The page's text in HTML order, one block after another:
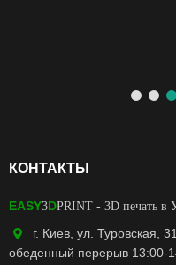
КОНТАКТЫ
EASY3DPRINT - 3D печать в
г. Киев, ул. Туровская,
обеденный перерыв 13:00-